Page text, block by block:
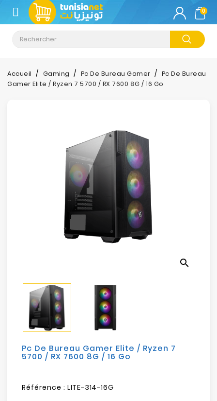
CATÉGORIE
Climatisation
Informatique
Electroménager
Sécurité
Mobilités
0
Accueil Gaming Pc De Bureau Gamer
Pc De Bureau
Gamer Elite / Ryzen 7 5700 / RX 7600 8G / 16 Go
search
Pc De Bureau Gamer Elite / Ryzen 7
5700 / RX 7600 8G / 16 Go
Référence : LITE-314-16G